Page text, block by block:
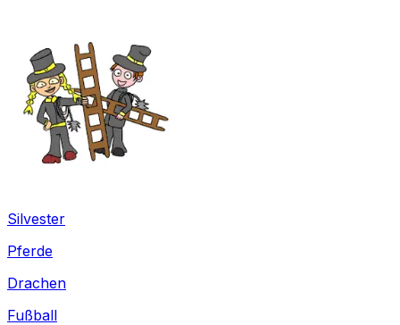
Silvester
Pferde
Drachen
Fußball